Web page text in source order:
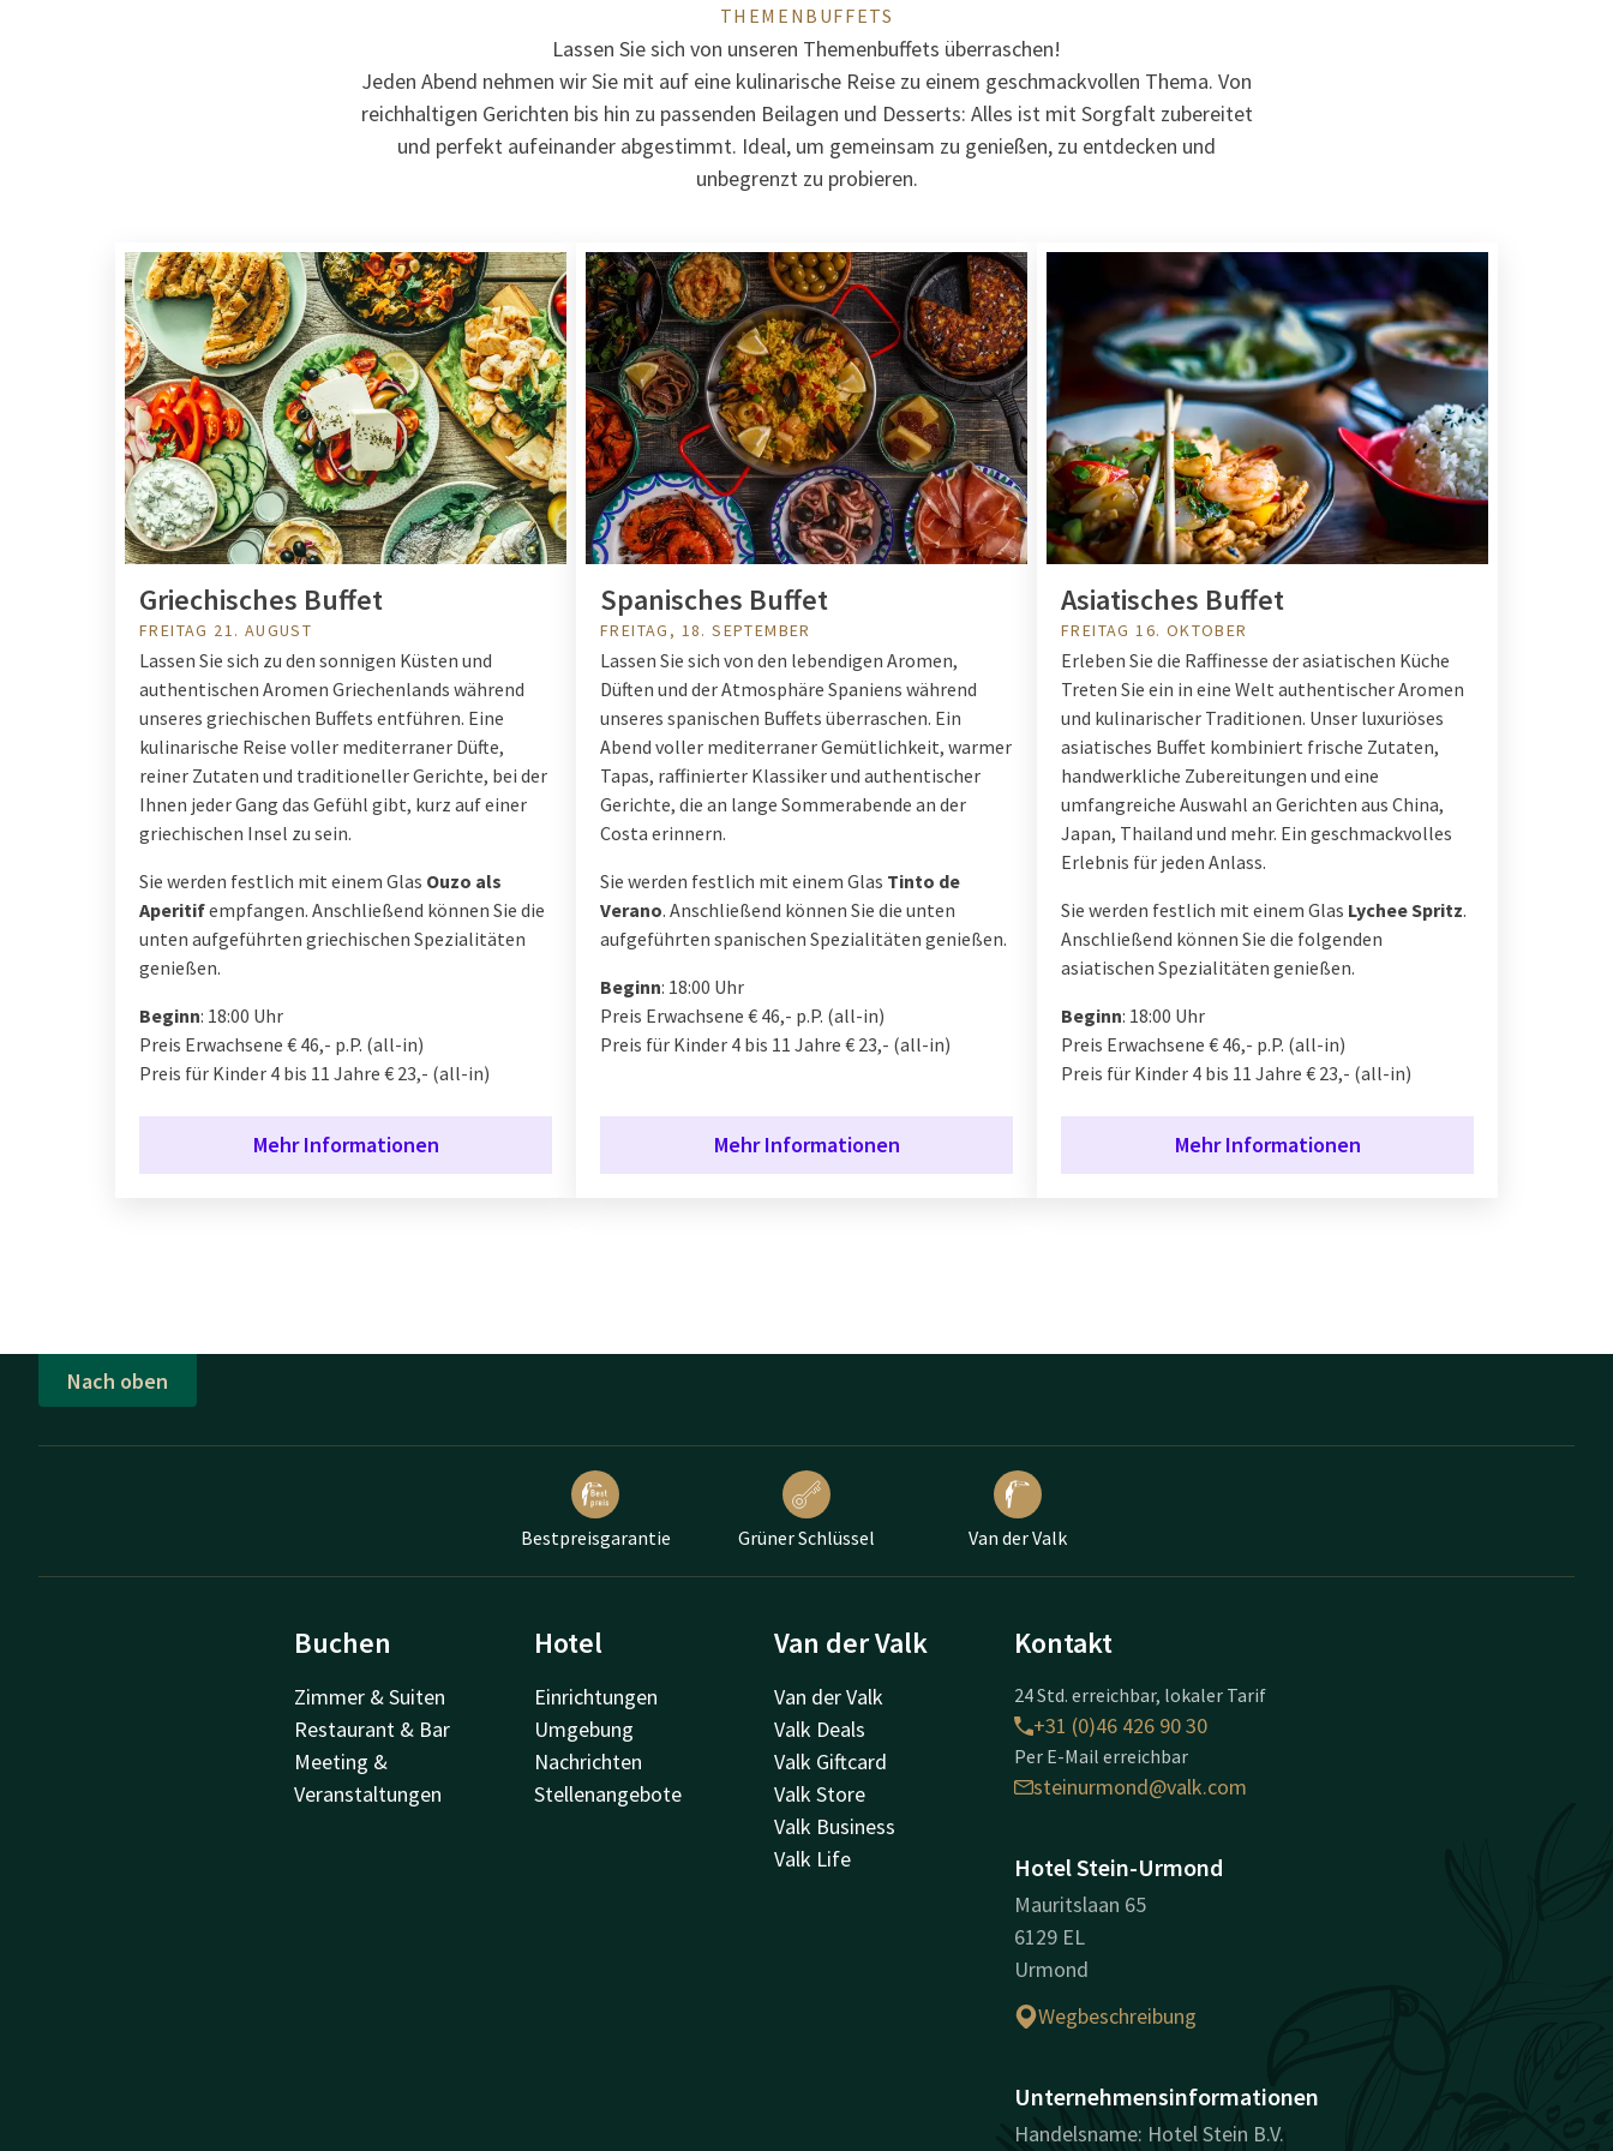
THEMENBUFFETS
Lassen Sie sich von unseren Themenbuffets überraschen!
Jeden Abend nehmen wir Sie mit auf eine kulinarische Reise zu einem geschmackvollen Thema. Von
reichhaltigen Gerichten bis hin zu passenden Beilagen und Desserts: Alles ist mit Sorgfalt zubereitet
und perfekt aufeinander abgestimmt. Ideal, um gemeinsam zu genießen, zu entdecken und
unbegrenzt zu probieren.
Griechisches Buffet
FREITAG 21. AUGUST
Lassen Sie sich zu den sonnigen Küsten und
authentischen Aromen Griechenlands während
unseres griechischen Buffets entführen. Eine
kulinarische Reise voller mediterraner Düfte,
reiner Zutaten und traditioneller Gerichte, bei der
Ihnen jeder Gang das Gefühl gibt, kurz auf einer
griechischen Insel zu sein.
Sie werden festlich mit einem Glas Ouzo als
Aperitifempfangen. Anschließend können Sie die
unten aufgeführten griechischen Spezialitäten
genießen.
Beginn: 18:00 Uhr
Preis Erwachsene € 46,- p.P. (all-in)
Preis für Kinder 4 bis 11 Jahre € 23,- (all-in)
Mehr Informationen
Spanisches Buffet
FREITAG, 18. SEPTEMBER
Lassen Sie sich von den lebendigen Aromen,
Düften und der Atmosphäre Spaniens während
unseres spanischen Buffets überraschen. Ein
Abend voller mediterraner Gemütlichkeit, warmer
Tapas, raffinierter Klassiker und authentischer
Gerichte, die an lange Sommerabende an der
Costa erinnern.
Sie werden festlich mit einem Glas Tinto de
Verano. Anschließend können Sie die unten
aufgeführten spanischen Spezialitäten genießen.
Beginn: 18:00 Uhr
Preis Erwachsene € 46,- p.P. (all-in)
Preis für Kinder 4 bis 11 Jahre € 23,- (all-in)
Mehr Informationen
Asiatisches Buffet
FREITAG 16. OKTOBER
Erleben Sie die Raffinesse der asiatischen Küche
Treten Sie ein in eine Welt authentischer Aromen
und kulinarischer Traditionen. Unser luxuriöses
asiatisches Buffet kombiniert frische Zutaten,
handwerkliche Zubereitungen und eine
umfangreiche Auswahl an Gerichten aus China,
Japan, Thailand und mehr. Ein geschmackvolles
Erlebnis für jeden Anlass.
Sie werden festlich mit einem Glas Lychee Spritz.
Anschließend können Sie die folgenden
asiatischen Spezialitäten genießen.
Beginn: 18:00 Uhr
Preis Erwachsene € 46,- p.P. (all-in)
Preis für Kinder 4 bis 11 Jahre € 23,- (all-in)
Mehr Informationen
Nach oben
Bestpreisgarantie Grüner Schlüssel Van der Valk
Buchen
Zimmer & Suiten
Restaurant & Bar
Meeting &
Veranstaltungen
Hotel
Einrichtungen
Umgebung
Nachrichten
Stellenangebote
Van der Valk
Van der Valk
Valk Deals
Valk Giftcard
Valk Store
Valk Business
Valk Life
Kontakt
24 Std. erreichbar, lokaler Tarif
+31 (0)46 426 90 30
Per E-Mail erreichbar
steinurmond@valk.com
Hotel Stein-Urmond
Mauritslaan 65
6129 EL
Urmond
Wegbeschreibung
Unternehmensinformationen
Handelsname: Hotel Stein B.V.